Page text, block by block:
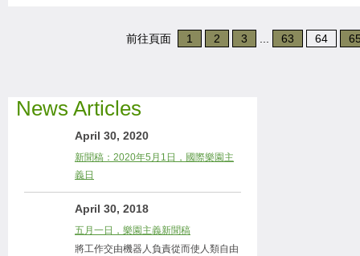
前往頁面 1 2 3 63 64
News Articles
April 30, 2020
新聞稿：2020年5月1日，國際樂園主
義日
April 30, 2018
五月一日，樂園主義新聞稿
將工作交由機器人負責從而使人類自由